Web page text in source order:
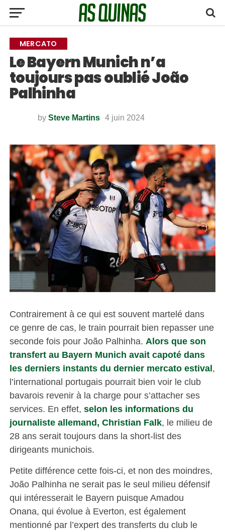
MERCATO
Le Bayern Munich n’a
toujours pas oublié João
Palhinha
by Steve Martins 4 juin 2024
Contrairement à ce qui est souvent martelé dans
ce genre de cas, le train pourrait bien repasser une
seconde fois pour João Palhinha. Alors que son
transfert au Bayern Munich avait capoté dans
les derniers instants du dernier mercato estival,
l’international portugais pourrait bien voir le club
bavarois revenir à la charge pour s’attacher ses
services. En effet, selon les informations du
journaliste allemand, Christian Falk, le milieu de
28 ans serait toujours dans la short-list des
dirigeants munichois.
Petite différence cette fois-ci, et non des moindres,
João Palhinha ne serait pas le seul milieu défensif
qui intéresserait le Bayern puisque Amadou
Onana, qui évolue à Everton, est également
mentionné par l’expert des transferts du club le